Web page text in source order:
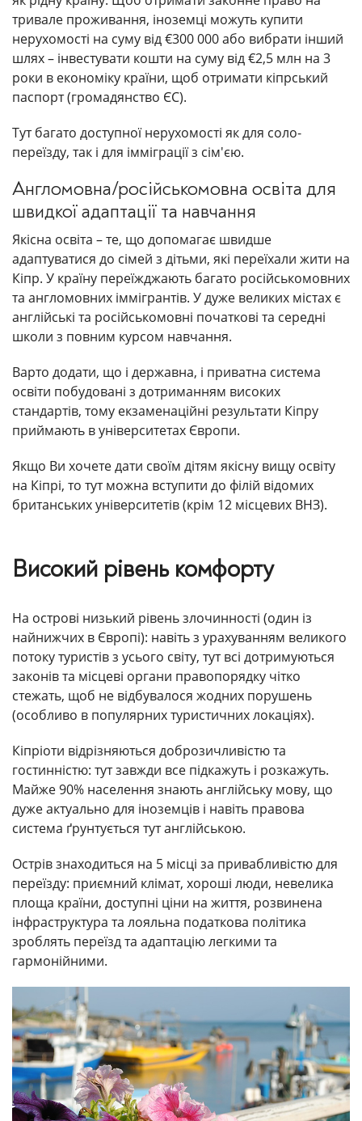
тривале проживання, іноземці можуть купити
нерухомості на суму від €300 000 або вибрати інший
шлях – інвестувати кошти на суму від €2,5 млн на 3
роки в економіку країни, щоб отримати кіпрський
паспорт (громадянство ЄС).
Тут багато доступної нерухомості як для соло-
переїзду, так і для імміграції з сім'єю.
Англомовна/російськомовна освіта для
швидкої адаптації та навчання
Якісна освіта – те, що допомагає швидше
адаптуватися до сімей з дітьми, які переїхали жити на
Кіпр. У країну переїжджають багато російськомовних
та англомовних іммігрантів. У дуже великих містах є
англійські та російськомовні початкові та середні
школи з повним курсом навчання.
Варто додати, що і державна, і приватна система
освіти побудовані з дотриманням високих
стандартів, тому екзаменаційні результати Кіпру
приймають в університетах Європи.
Якщо Ви хочете дати своїм дітям якісну вищу освіту
на Кіпрі, то тут можна вступити до філій відомих
британських університетів (крім 12 місцевих ВНЗ).
Високий рівень комфорту
На острові низький рівень злочинності (один із
найнижчих в Європі): навіть з урахуванням великого
потоку туристів з усього світу, тут всі дотримуються
законів та місцеві органи правопорядку чітко
стежать, щоб не відбувалося жодних порушень
(особливо в популярних туристичних локаціях).
Кіпріоти відрізняються доброзичливістю та
гостинністю: тут завжди все підкажуть і розкажуть.
Майже 90% населення знають англійську мову, що
дуже актуально для іноземців і навіть правова
система ґрунтується тут англійською.
Острів знаходиться на 5 місці за привабливістю для
переїзду: приємний клімат, хороші люди, невелика
площа країни, доступні ціни на життя, розвинена
інфраструктура та лояльна податкова політика
зроблять переїзд та адаптацію легкими та
гармонійними.